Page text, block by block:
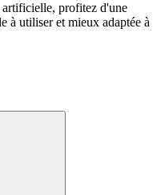
profitez d'une
à utiliser et mieux adaptée à